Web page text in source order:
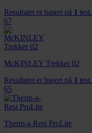
Resultatet er basert på 1 test.
67
McKINLEY Trekker 02
Resultatet er basert på 1 test.
65
Therm-a-Rest ProLite